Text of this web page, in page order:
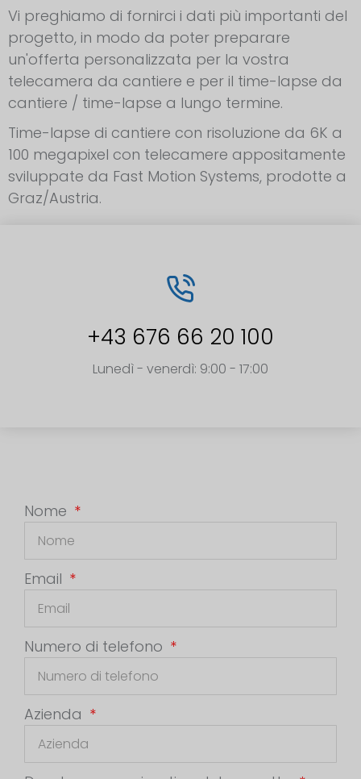
Vi preghiamo di fornirci i dati più importanti del
progetto, in modo da poter preparare
un'offerta personalizzata per la vostra
telecamera da cantiere e per il time-lapse da
cantiere / time-lapse a lungo termine.
Time-lapse di cantiere con risoluzione da 6K a
100 megapixel con telecamere appositamente
sviluppate da Fast Motion Systems, prodotte a
Graz/Austria.
+43 676 66 20 100
Lunedì - venerdì: 9:00 - 17:00
Nome
Email
Numero di telefono
Azienda